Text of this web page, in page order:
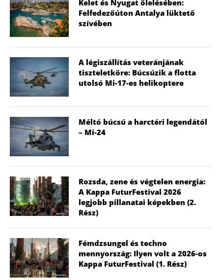
Kelet és Nyugat ölelésében:
Felfedezőúton Antalya lüktető
szívében
A légiszállítás veteránjának
tiszteletköre: Búcsúzik a flotta
utolsó Mi-17-es helikoptere
Méltó búcsú a harctéri legendától
– Mi-24
Rozsda, zene és végtelen energia:
A Kappa FuturFestival 2026
legjobb pillanatai képekben (2.
Rész)
Fémdzsungel és techno
mennyország: Ilyen volt a 2026-os
Kappa FuturFestival (1. Rész)